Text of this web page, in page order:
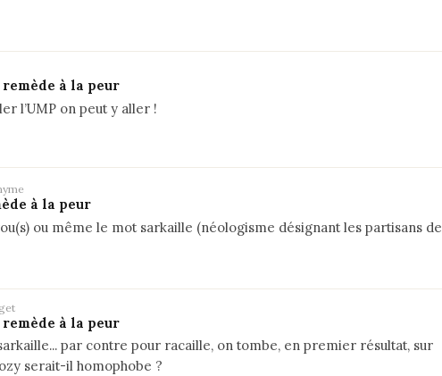
à la peur
l’UMP on peut y aller !
à la peur
ou même le mot sarkaille (néologisme désignant les partisans de
à la peur
par contre pour racaille, on tombe, en premier résultat, sur
serait-il homophobe ?